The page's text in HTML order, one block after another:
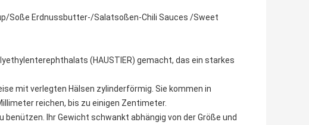
Soße Erdnussbutter-/Salatsoßen-Chili Sauces /Sweet
(HAUSTIER) gemacht, das ein starkes
mit verlegten Hälsen zylinderförmig. Sie kommen in
reichen, bis zu einigen Zentimeter.
benützen. Ihr Gewicht schwankt abhängig von der Größe und